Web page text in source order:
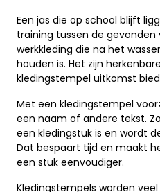
Een jas die op school blijft
training tussen de
werkkleding die na het
houden is. Het zijn
kledingstempel uitkomst
Met een kledingstempel
een naam of andere tekst.
een kledingstuk is en wordt
Dat bespaart tijd en maakt
een stuk eenvoudiger.
Kledingstempels worden